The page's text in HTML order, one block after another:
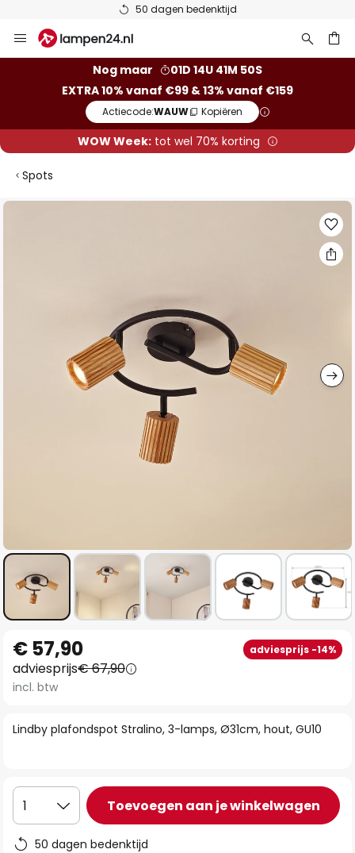
50 dagen bedenktijd
naar
Nog maar
01D 14U 41M 49S
EXTRA 10% vanaf €99 & 13% vanaf €159
Actiecode:WAUW Kopiëren
WOW Week:tot wel 70% korting
Spots
Ga
naar
het
begin
de
Lindby plafondspot Stralino, 3-lamps, Ø31cm, hout, GU10
€ 57,90 adviesprijs -14%
adviesprijs€ 67,90
incl. btw
1 Toevoegen aan je winkelwagen
50 dagen bedenktijd